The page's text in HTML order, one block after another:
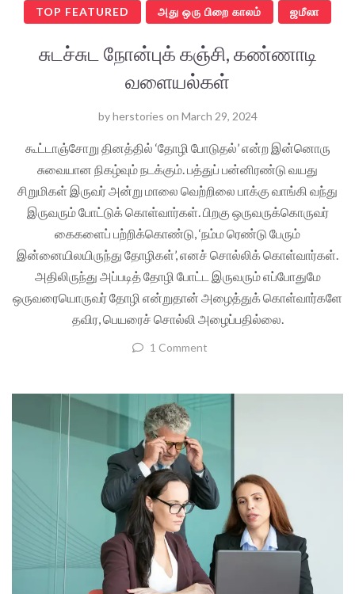
TOP FEATURED அது ஒரு பிறை காலம் ஜமீலா
சுடச்சுட நோன்புக் கஞ்சி, கண்ணாடி
வளையல்கள்
byherstories on March 29, 2024
கூட்டாஞ்சோறு தினத்தில் ‘தோழி போடுதல்’ என்ற இன்னொரு
சுவையான நிகழ்வும் நடக்கும். பத்துப் பன்னிரண்டு வயது
சிறுமிகள் இருவர் அன்று மாலை வெற்றிலை பாக்கு வாங்கி வந்து
இருவரும் போட்டுக் கொள்வார்கள். பிறகு ஒருவருக்கொருவர்
கைகளைப் பற்றிக்கொண்டு, ‘நம்ம ரெண்டு பேரும்
இன்னையிலயிருந்து தோழிகள்’, எனச் சொல்லிக் கொள்வார்கள்.
அதிலிருந்து அப்படித் தோழி போட்ட இருவரும் எப்போதுமே
ஒருவரையொருவர் தோழி என்றுதான் அழைத்துக் கொள்வார்களே
தவிர, பெயரைச் சொல்லி அழைப்பதில்லை.
1 Comment